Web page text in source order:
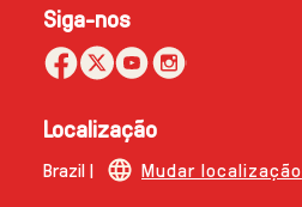
Siga-nos
Localização
Brazil | Mudar localização